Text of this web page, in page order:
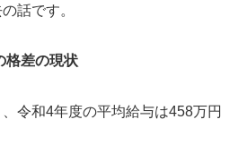
話です。
格差の現状
令和4年度の平均給与は458万円